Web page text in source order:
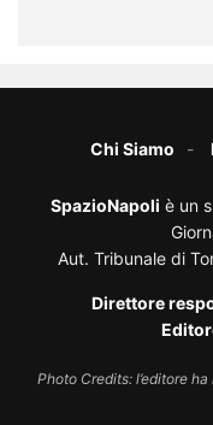
Chi Siamo
SpazioNapoli è un
Aut. Tribunale di
Direttore
Photo Credits: l’editore